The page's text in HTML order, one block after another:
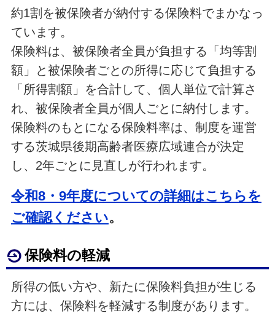
約1割を被保険者が納付する保険料でまかなっ
ています。
保険料は、被保険者全員が負担する「均等割
額」と被保険者ごとの所得に応じて負担する
「所得割額」を合計して、個人単位で計算さ
れ、被保険者全員が個人ごとに納付します。
保険料のもとになる保険料率は、制度を運営
する茨城県後期高齢者医療広域連合が決定
し、2年ごとに見直しが行われます。
令和8・9年度についての詳細はこちらを
ご確認ください。
保険料の軽減
所得の低い方や、新たに保険料負担が生じる
方には、保険料を軽減する制度があります。